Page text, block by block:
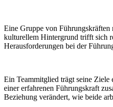
Eine Gruppe von Führungskräften
kulturellem Hintergrund trifft sich
Herausforderungen bei der
Ein Teammitglied trägt seine
einer erfahrenen Führungskraft
Beziehung verändert, wie beide